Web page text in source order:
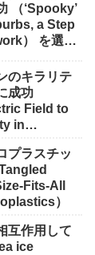
（‘Spooky’
a Step
） を選択
（‘Spooky’
a Step
）
のキラリテ
成功
Field to
in
プラスチッ
Fits-All
）
互作用して
ice